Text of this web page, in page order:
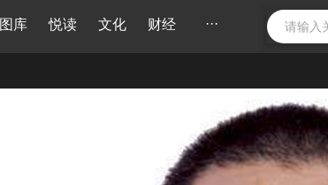
图库 悦读 文化 财经 ···